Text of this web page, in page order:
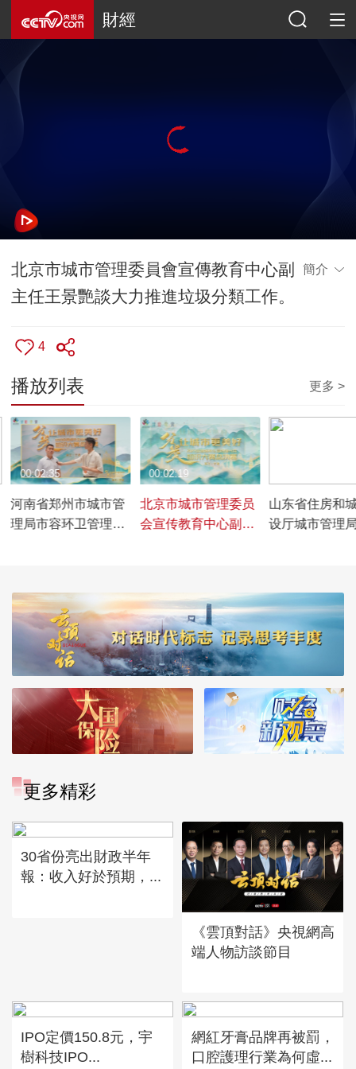
財經
北京市城市管理委員會宣傳教育中心副
主任王景艷談大力推進垃圾分類工作。
簡介
4
播放列表 更多 >
河南省郑州市城市管
理局市容环卫管理处
00:02:35
北京市城市管理委员
会宣传教育中心副主
00:02:19
山东省住房和
设厅城市管理
更多精彩
30省份亮出財政半年
報：收入好於預期，...
《雲頂對話》央視網高
端人物訪談節目
IPO定價150.8元，宇
樹科技IPO...
網紅牙膏品牌再被罰，
口腔護理行業為何虛...